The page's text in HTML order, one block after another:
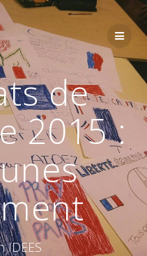
de
2015 :
IDEES